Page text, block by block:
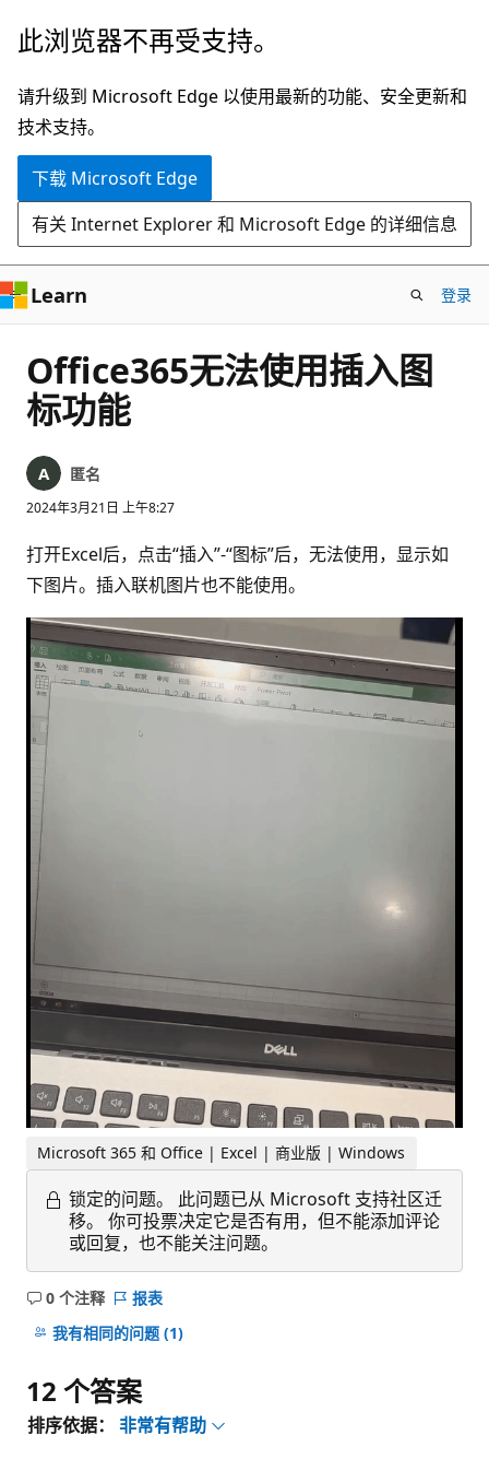
跳
主
要
内
此浏览器不再受支持。
请升级到 Microsoft Edge 以使用最新的功能、安全更新和
技术支持。
下载 Microsoft Edge
有关 Internet Explorer 和 Microsoft Edge 的详细信息
Learn 登录
Office365无法使用插入图
标功能
匿名
2024年3月21日 上午8:27
打开Excel后，点击“插入”-“图标”后，无法使用，显示如
下图片。插入联机图片也不能使用。
Microsoft 365 和 Office | Excel | 商业版 | Windows
锁定的问题。
此问题已从 Microsoft 支持社区迁
移。 你可投票决定它是否有用，但不能添加评论
或回复，也不能关注问题。
0 个注释
无
注
报表
我有相同的问题 (1)
12 个答案
排序依据： 非常有帮助